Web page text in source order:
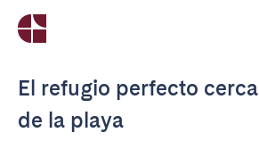
El refugio perfecto cerca
de la playa